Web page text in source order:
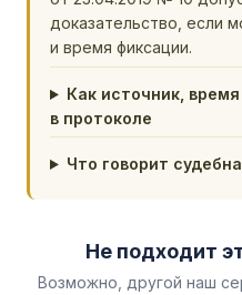
доказательство, если
и время фиксации.
Как источник,
в протоколе
Что говорит
Не подходит
Возможно, другой наш